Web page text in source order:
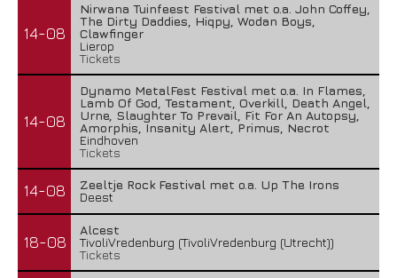
14-08
Nirwana Tuinfeest Festival met o.a. John Coffey,
The Dirty Daddies, Hiqpy, Wodan Boys,
Clawfinger
Lierop
Tickets
14-08
Dynamo MetalFest Festival met o.a. In Flames,
Lamb Of God, Testament, Overkill, Death Angel,
Urne, Slaughter To Prevail, Fit For An Autopsy,
Amorphis, Insanity Alert, Primus, Necrot
Eindhoven
Tickets
14-08
Zeeltje Rock Festival met o.a. Up The Irons
Deest
18-08
Alcest
TivoliVredenburg (TivoliVredenburg (Utrecht))
Tickets